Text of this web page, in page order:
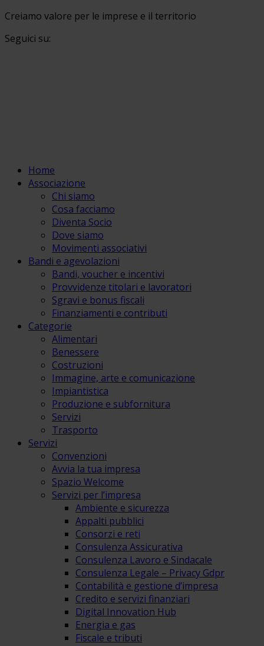
Creiamo valore per le imprese e il territorio
Seguici su:
Home
Associazione
Chi siamo
Cosa facciamo
Diventa Socio
Dove siamo
Movimenti associativi
Bandi e agevolazioni
Bandi, voucher e incentivi
Provvidenze titolari e lavoratori
Sgravi e bonus fiscali
Finanziamenti e contributi
Categorie
Alimentari
Benessere
Costruzioni
Immagine, arte e comunicazione
Impiantistica
Produzione e subfornitura
Servizi
Trasporto
Servizi
Convenzioni
Avvia la tua impresa
Spazio Welcome
Servizi per l’impresa
Ambiente e sicurezza
Appalti pubblici
Consorzi e reti
Consulenza Assicurativa
Consulenza Lavoro e Sindacale
Consulenza Legale – Privacy Gdpr
Contabilità e gestione d’impresa
Credito e servizi finanziari
Digital Innovation Hub
Energia e gas
Fiscale e tributi